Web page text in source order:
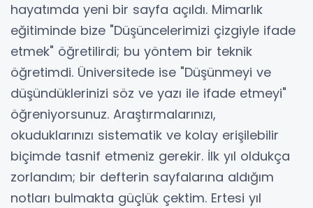
hayatımda yeni bir sayfa açıldı. Mimarlık
eğitiminde bize "Düşüncelerimizi çizgiyle ifade
etmek" öğretilirdi; bu yöntem bir teknik
öğretimdi. Üniversitede ise "Düşünmeyi ve
düşündüklerinizi söz ve yazı ile ifade etmeyi"
öğreniyorsunuz. Araştırmalarınızı,
okuduklarınızı sistematik ve kolay erişilebilir
biçimde tasnif etmeniz gerekir. İlk yıl oldukça
zorlandım; bir defterin sayfalarına aldığım
notları bulmakta güçlük çektim. Ertesi yıl